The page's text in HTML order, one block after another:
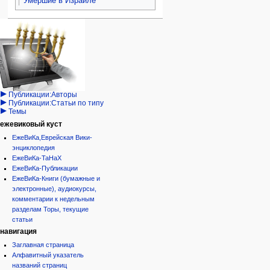
Навигация
персональные инструменты
войти
запрос
учётной
записи
категории
Израиль:Страна и
государство
Иудаизм
Народ
Проекты
Проекты/Участники/
дополнения
Публикации:Авторы
Публикации:Статьи по типу
Темы
ежевиковый куст
ЕжеВиКа,Еврейская Вики-
энциклопедия
ЕжеВиКа-ТаНаХ
ЕжеВиКа-Публикации
ЕжеВиКа-Книги (бумажные и
электронные), аудиокурсы,
комментарии к недельным
разделам Торы, текущие
статьи
навигация
Заглавная страница
Алфавитный указатель
названий страниц